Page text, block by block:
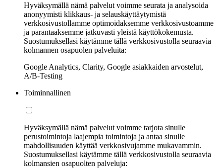
Hyväksymällä nämä palvelut voimme seurata ja analysoida
anonyymisti klikkaus- ja selauskäyttäytymistä
verkkosivustollamme optimoidaksemme verkkosivustoamme
ja parantaaksemme jatkuvasti yleistä käyttökokemusta.
Suostumuksellasi käytämme tällä verkkosivustolla seuraavia
kolmannen osapuolen palveluita:
Google Analytics, Clarity, Google asiakkaiden arvostelut,
A/B-Testing
Toiminnallinen
Hyväksymällä nämä palvelut voimme tarjota sinulle
perustoimintoja laajempia toimintoja ja antaa sinulle
mahdollisuuden käyttää verkkosivujamme mukavammin.
Suostumuksellasi käytämme tällä verkkosivustolla seuraavia
kolmansien osapuolten palveluja: